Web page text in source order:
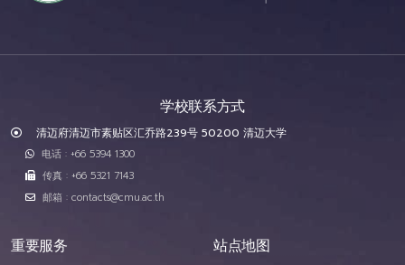
学校联系方式
清迈府清迈市素贴区汇乔路239号 50200 清迈大学
电话 : +66 5394 1300
传真 : +66 5321 7143
邮箱 : contacts@cmu.ac.th
重要服务 站点地图